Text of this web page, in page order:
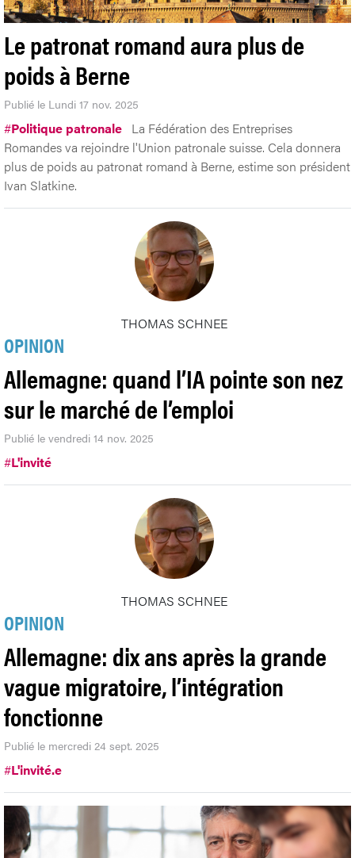
Le patronat romand aura plus de
poids à Berne
Publié le Lundi 17 nov. 2025
#Politique patronale La Fédération des Entreprises
Romandes va rejoindre l'Union patronale suisse. Cela donnera
plus de poids au patronat romand à Berne, estime son président
Ivan Slatkine.
THOMAS SCHNEE
OPINION
Allemagne: quand l’IA pointe son nez
sur le marché de l’emploi
Publié le vendredi 14 nov. 2025
#L'invité
THOMAS SCHNEE
OPINION
Allemagne: dix ans après la grande
vague migratoire, l’intégration
fonctionne
Publié le mercredi 24 sept. 2025
#L'invité.e